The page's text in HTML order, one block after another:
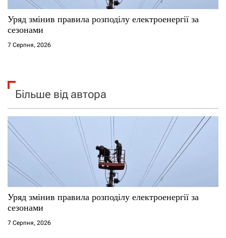
Уряд змінив правила розподілу електроенергії за
сезонами
7 Серпня, 2026
Більше від автора
Уряд змінив правила розподілу електроенергії за
сезонами
7 Серпня, 2026